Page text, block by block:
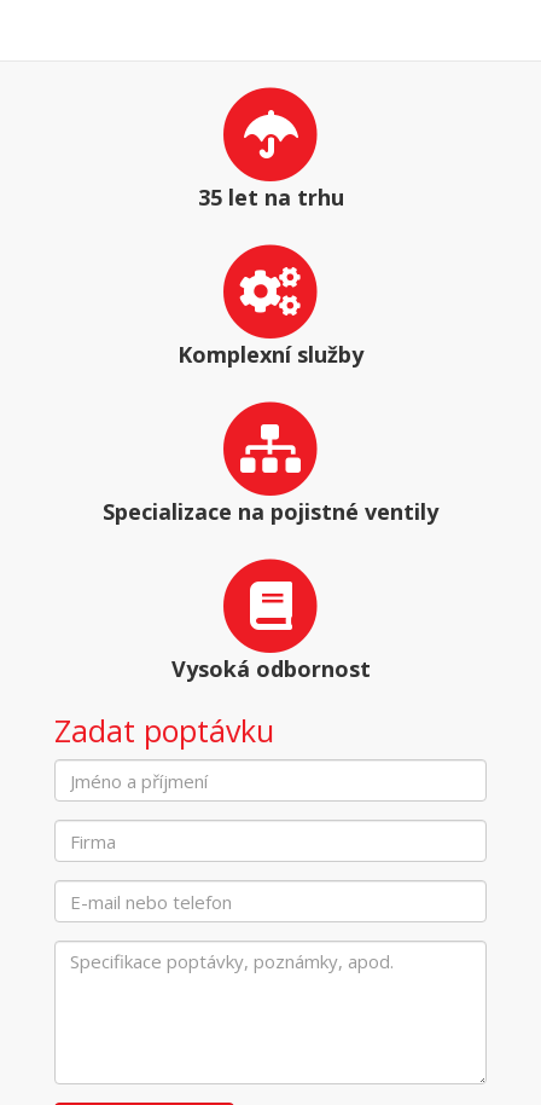
35 let na trhu
Komplexní služby
Specializace na pojistné ventily
Vysoká odbornost
Zadat poptávku
Jméno
příjmení
*
Firma
E-
mail
Zpráva